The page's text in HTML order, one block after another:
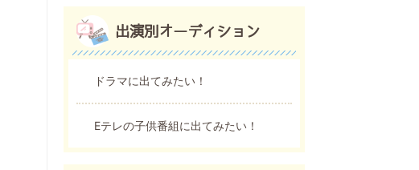
出演別オーディション
ドラマに出てみたい！
Eテレの子供番組に出てみたい！